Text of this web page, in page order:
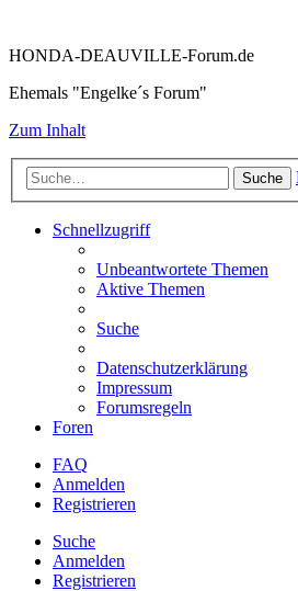
HONDA-DEAUVILLE-Forum.de
Ehemals "Engelke´s Forum"
Zum Inhalt
Suche
Schnellzugriff
Unbeantwortete Themen
Aktive Themen
Suche
Datenschutzerklärung
Impressum
Forumsregeln
Foren
FAQ
Anmelden
Registrieren
Suche
Anmelden
Registrieren